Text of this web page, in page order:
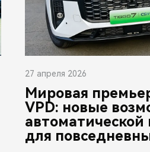
27 апреля 2026
Мировая
VPD: новые
автоматической
для